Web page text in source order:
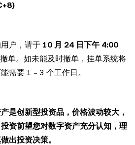
户，请于 10 月 24 日下午 4:00
单。如未能及时撤单，挂单系统将
需要 1 ~ 3 个工作日。
是创新型投资品，价格波动较大，
资前望您对数字资产充分认知，理
出投资决策。